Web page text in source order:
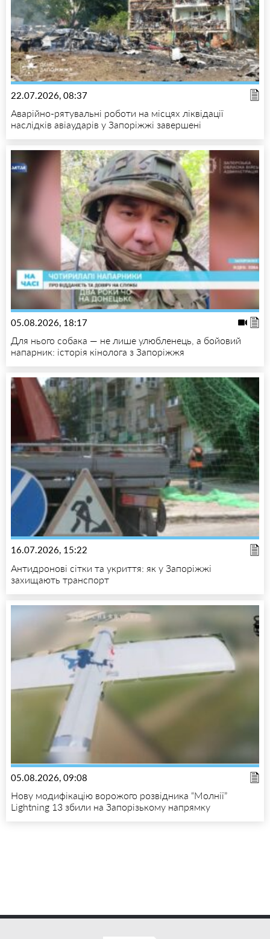
22.07.2026, 08:37
Аварійно-рятувальні роботи на місцях ліквідації
наслідків авіаударів у Запоріжжі завершені
05.08.2026, 18:17
Для нього собака — не лише улюбленець, а бойовий
напарник: історія кінолога з Запоріжжя
16.07.2026, 15:22
Антидронові сітки та укриття: як у Запоріжжі
захищають транспорт
05.08.2026, 09:08
Нову модифікацію ворожого розвідника “Молнії”
Lightning 13 збили на Запорізькому напрямку